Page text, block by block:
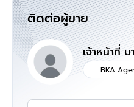
แผนที่ติดต่อผู้ขาย
เจ้าหน้าที่
BKA